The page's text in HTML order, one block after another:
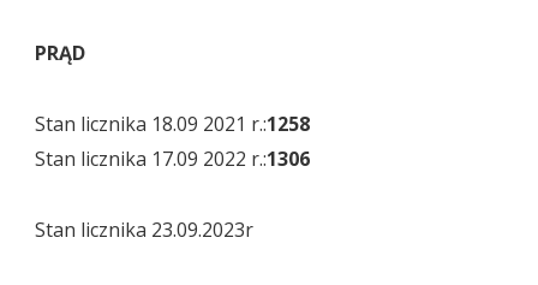
PRĄD
Stan licznika 18.09 2021 r.:1258
Stan licznika 17.09 2022 r.:1306
Stan licznika 23.09.2023r